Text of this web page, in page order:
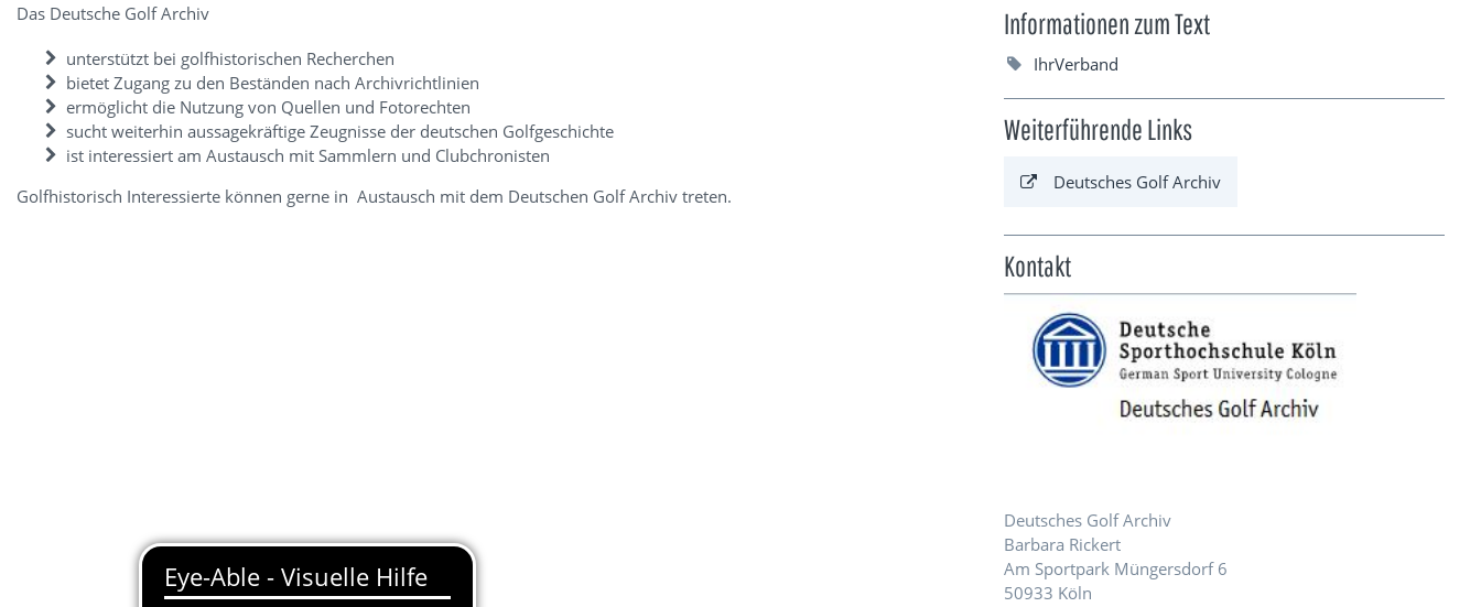
Das Deutsche Golf Archiv
unterstützt bei golfhistorischen Recherchen
bietet Zugang zu den Beständen nach Archivrichtlinien
ermöglicht die Nutzung von Quellen und Fotorechten
sucht weiterhin aussagekräftige Zeugnisse der deutschen Golfgeschichte
ist interessiert am Austausch mit Sammlern und Clubchronisten
Golfhistorisch Interessierte können gerne in Austausch mit dem ­Deutschen Golf Archiv treten.
Informationen zum Text
IhrVerband
Weiterführende Links
Deutsches Golf Archiv
Kontakt
Deutsches Golf Archiv
Barbara Rickert
Am Sportpark Müngersdorf 6
50933 Köln